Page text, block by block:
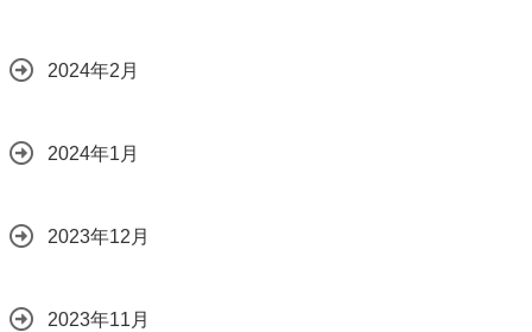
2024年2月
2024年1月
2023年12月
2023年11月